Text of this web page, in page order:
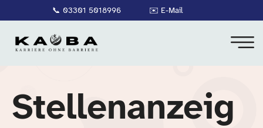
📞 03301 5018996 ✉️ E-Mail
Stellenanzeig